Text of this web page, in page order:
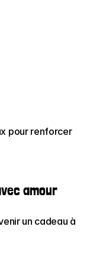
pour renforcer
amour
un cadeau à